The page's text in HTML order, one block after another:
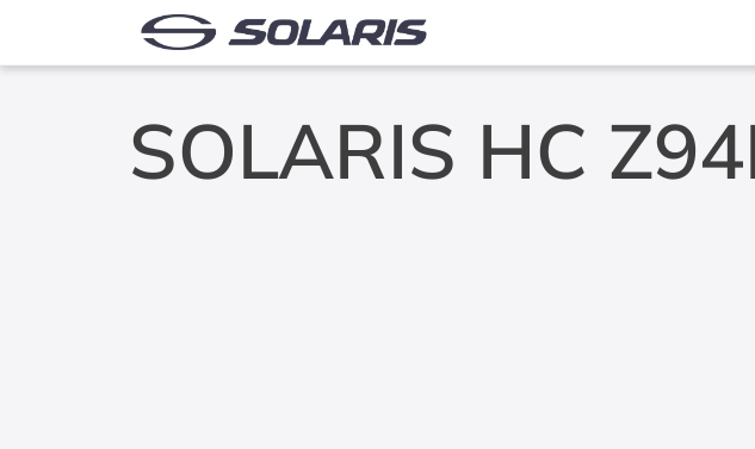
SOLARIS HC